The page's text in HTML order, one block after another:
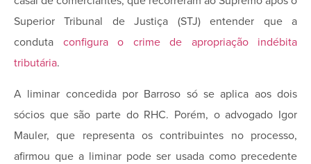
Superior Tribunal de Justiça (STJ) entender que a
conduta configura o crime de apropriação indébita
tributária.
A liminar concedida por Barroso só se aplica aos dois
sócios que são parte do RHC. Porém, o advogado Igor
Mauler, que representa os contribuintes no processo,
afirmou que a liminar pode ser usada como precedente